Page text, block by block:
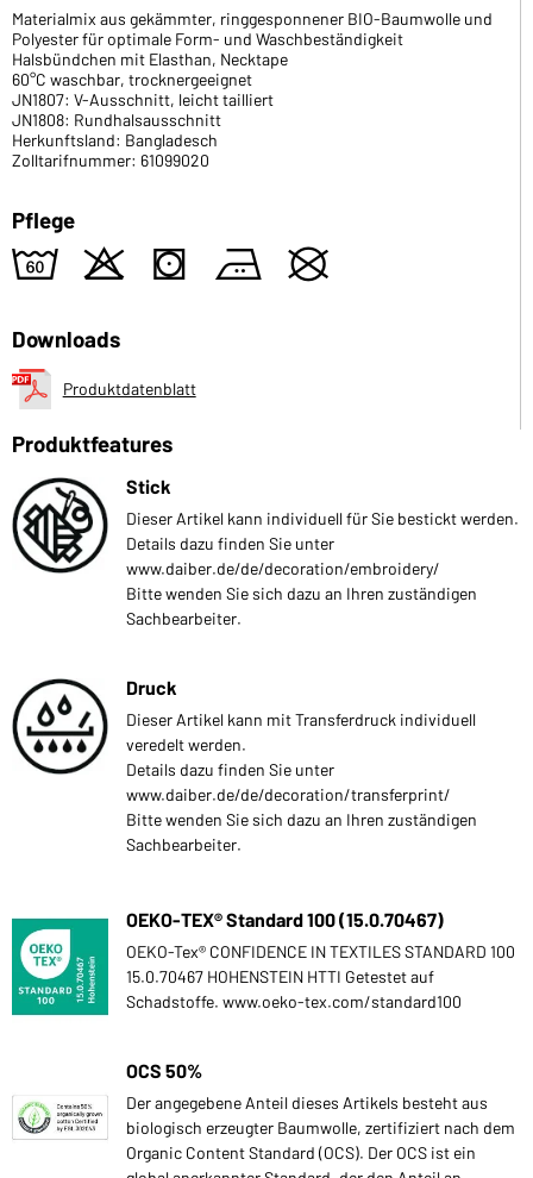
Materialmix aus gekämmter, ringgesponnener BIO-Baumwolle und
Polyester für optimale Form- und Waschbeständigkeit
Halsbündchen mit Elasthan, Necktape
60°C waschbar, trocknergeeignet
JN1807: V-Ausschnitt, leicht tailliert
JN1808: Rundhalsausschnitt
Herkunftsland: Bangladesch
Zolltarifnummer: 61099020
Pflege
4 o s b U
Downloads
Produktdatenblatt
Produktfeatures
Stick
Dieser Artikel kann individuell für Sie bestickt werden.
Details dazu finden Sie unter
www.daiber.de/de/decoration/embroidery/
Bitte wenden Sie sich dazu an Ihren zuständigen
Sachbearbeiter.
Druck
Dieser Artikel kann mit Transferdruck individuell
veredelt werden.
Details dazu finden Sie unter
www.daiber.de/de/decoration/transferprint/
Bitte wenden Sie sich dazu an Ihren zuständigen
Sachbearbeiter.
OEKO-TEX® Standard 100 (15.0.70467)
OEKO-Tex® CONFIDENCE IN TEXTILES STANDARD 100
15.0.70467 HOHENSTEIN HTTI Getestet auf
Schadstoffe. www.oeko-tex.com/standard100
OCS 50%
Der angegebene Anteil dieses Artikels besteht aus
biologisch erzeugter Baumwolle, zertifiziert nach dem
Organic Content Standard (OCS). Der OCS ist ein